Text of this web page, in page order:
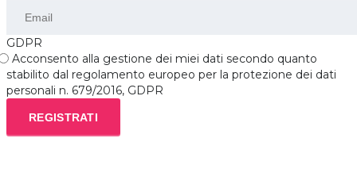
GDPR
Acconsento alla gestione dei miei dati secondo quanto
stabilito dal regolamento europeo per la protezione dei dati
personali n. 679/2016, GDPR
REGISTRATI